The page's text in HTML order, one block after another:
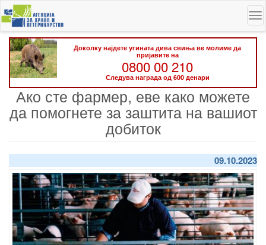
Skip
to
main
content
Доколку најдете угината дива свиња ве молиме да
пријавите на
0800 00 210
Следува награда од 600 денари
Ако сте фармер, еве како можете
да помогнете за заштита на вашиот
добиток
09.10.2023